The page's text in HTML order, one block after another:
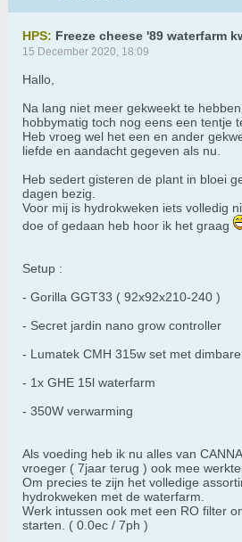
HPS: Freeze cheese '89 waterfarm
15 December 2020, 18:09
Hallo,
Na lang niet meer gekweekt te
hobbymatig toch nog eens een tentje
Heb vroeg wel het een en ander
liefde en aandacht gegeven als nu.
Heb sedert gisteren de plant in bloei
dagen bezig.
Voor mij is hydrokweken iets volledig
doe of gedaan heb hoor ik het graag
Setup :
- Gorilla GGT33 ( 92x92x210-240 )
- Secret jardin nano grow controller
- Lumatek CMH 315w set met
- 1x GHE 15l waterfarm
- 350W verwarming
Als voeding heb ik nu alles van
vroeger ( 7jaar terug ) ook mee
Om precies te zijn het volledige
hydrokweken met de waterfarm.
Werk intussen ook met een RO filter
starten. ( 0.0ec / 7ph )